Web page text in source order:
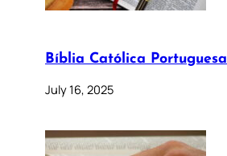
Bíblia Católica Portuguesa
July 16, 2025